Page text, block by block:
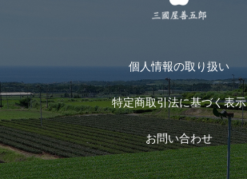
お茶のギフト
おすすめのお茶
お茶に合うスイーツ
ログイン
ログアウト
個人情報の取り扱い
特定商取引法に基づく表示
お問い合わせ